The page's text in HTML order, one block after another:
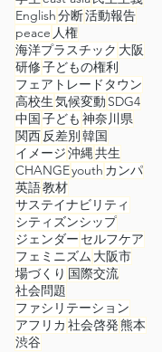
English分断活動報告
peace 人権
海洋プラスチック 大阪
研修子どもの権利
フェアトレードタウン
高校生気候変動 SDG4
中国子ども 神奈川県
関西反差別韓国
イメージ沖縄共生
CHANGEyouth カンパ
英語教材
サステイナビリティ
シティズンシップ
ジェンダー セルフケア
フェミニズム 大阪市
場づくり 国際交流
社会問題
ファシリテーション
アフリカ 社会啓発熊本
渋谷